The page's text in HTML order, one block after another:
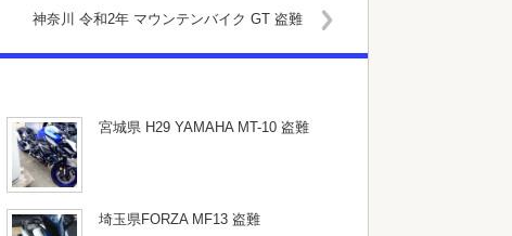
神奈川 令和2年 マウンテンバイク GT 盗難
宮城県 H29 YAMAHA MT-10 盗難
埼玉県FORZA MF13 盗難